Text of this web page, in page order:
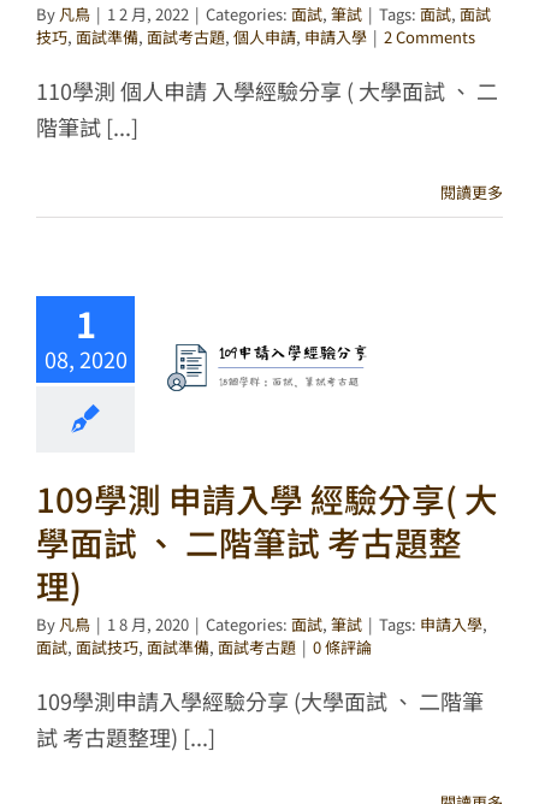
By 凡鳥 | 1 2 月, 2022 | Categories: 面試, 筆試 | Tags: 面試, 面試
技巧, 面試準備, 面試考古題, 個人申請, 申請入學 | 2 Comments
110學測 個人申請 入學經驗分享 ( 大學面試 、 二
階筆試 [...]
閱讀更多
1
08, 2020
109學測 申請入學 經驗分享( 大
學面試 、 二階筆試 考古題整
理)
By 凡鳥 | 1 8 月, 2020 | Categories: 面試, 筆試 | Tags: 申請入學,
面試, 面試技巧, 面試準備, 面試考古題 | 0 條評論
109學測申請入學經驗分享 (大學面試 、 二階筆
試 考古題整理) [...]